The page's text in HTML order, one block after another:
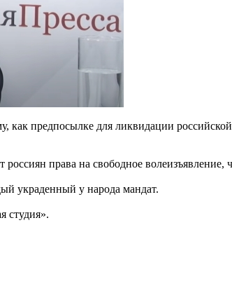
предпосылке для ликвидации
права на свободное волеизъявление,
украденный у народа мандат.
студия».